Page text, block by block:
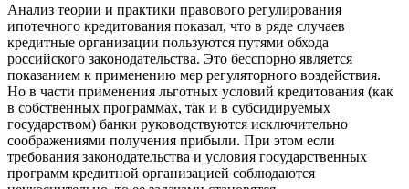
Анализ теории и практики правового регулирования
ипотечного кредитования показал, что в ряде случаев
кредитные организации пользуются путями обхода
российского законодательства. Это бесспорно является
показанием к применению мер регуляторного воздействия.
Но в части применения льготных условий кредитования (как
в собственных программах, так и в субсидируемых
государством) банки руководствуются исключительно
соображениями получения прибыли. При этом если
требования законодательства и условия государственных
программ кредитной организацией соблюдаются